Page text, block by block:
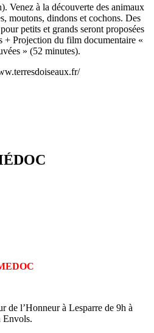
Venez à la découverte des animaux
moutons, dindons et cochons. Des
petits et grands seront proposées
+ Projection du film documentaire «
» (52 minutes).
de l’Honneur à Lesparre de 9h à
Envols.